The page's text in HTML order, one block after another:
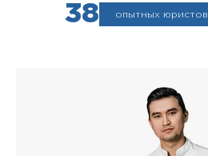
38 опытных юристов